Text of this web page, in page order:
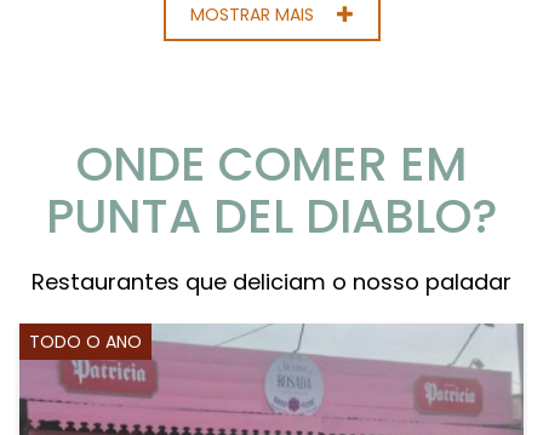
MOSTRAR MAIS
ONDE COMER EM
PUNTA DEL DIABLO?
Restaurantes que deliciam o nosso paladar
TODO O ANO